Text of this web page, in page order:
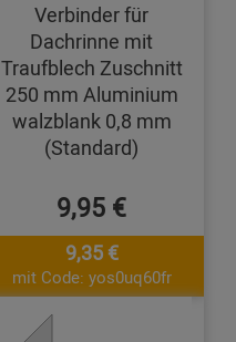
Verbinder für
Dachrinne mit
Traufblech Zuschnitt
250 mm Aluminium
walzblank 0,8 mm
(Standard)
9,95 €
9,35 €
mit Code: yos0uq60fr